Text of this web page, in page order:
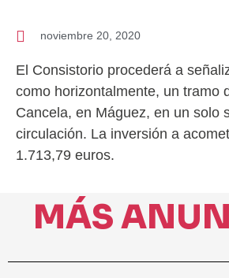
noviembre 20, 2020
El Consistorio procederá a
como horizontalmente, un tramo
Cancela, en Máguez, en un solo
circulación. La inversión a
1.713,79 euros.
MÁS